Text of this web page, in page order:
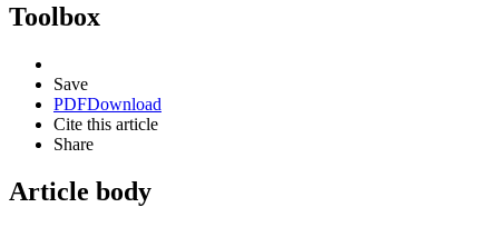
Toolbox
Save
PDFDownload
Cite this article
Share
Article body